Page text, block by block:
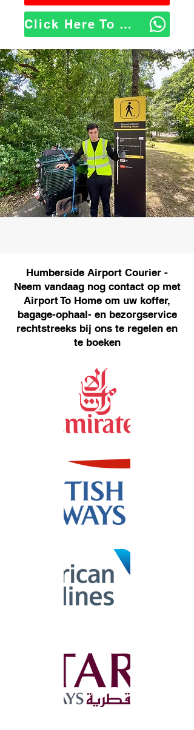
Click Here To WhatsApp Us
Humberside Airport Courier -
Neem vandaag nog contact op met
Airport To Home om uw koffer,
bagage-ophaal- en bezorgservice
rechtstreeks bij ons te regelen en
te boeken